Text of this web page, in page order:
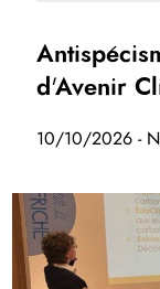
d'Avenir
10/10/2026 -